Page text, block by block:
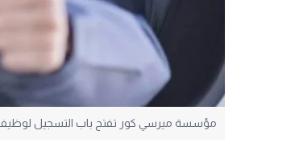
مؤسسة ميرسي كور تفتح باب التسجيل